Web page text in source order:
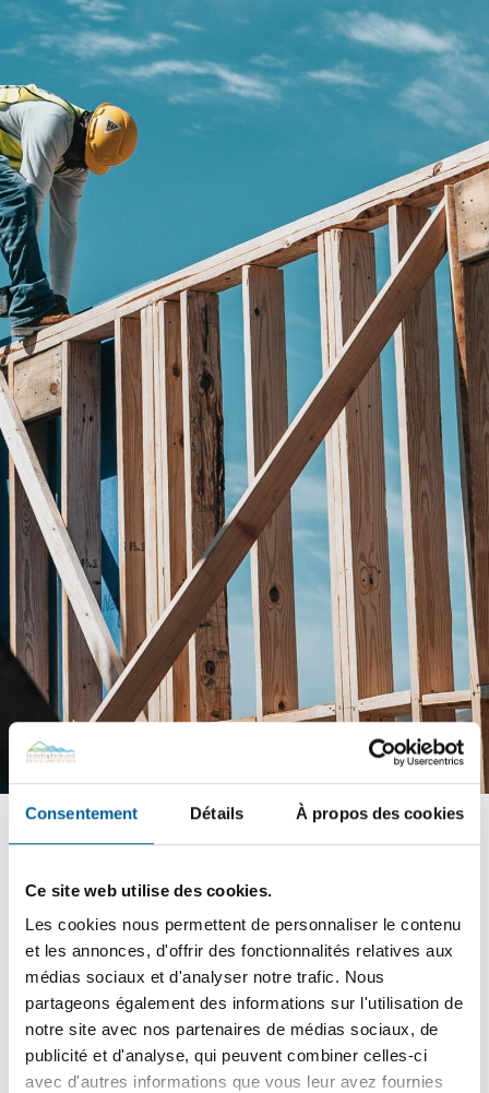
Consentement Détails À propos des cookies
Ce site web utilise des cookies.
Les cookies nous permettent de personnaliser le contenu
et les annonces, d'offrir des fonctionnalités relatives aux
médias sociaux et d'analyser notre trafic. Nous
partageons également des informations sur l'utilisation de
notre site avec nos partenaires de médias sociaux, de
publicité et d'analyse, qui peuvent combiner celles-ci
avec d'autres informations que vous leur avez fournies
conformités